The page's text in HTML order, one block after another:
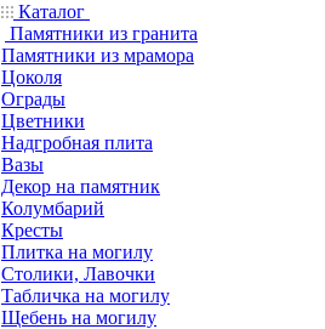
Каталог
Памятники из гранита
Памятники из мрамора
Цоколя
Ограды
Цветники
Надгробная плита
Вазы
Декор на памятник
Колумбарий
Кресты
Плитка на могилу
Столики, Лавочки
Табличка на могилу
Щебень на могилу